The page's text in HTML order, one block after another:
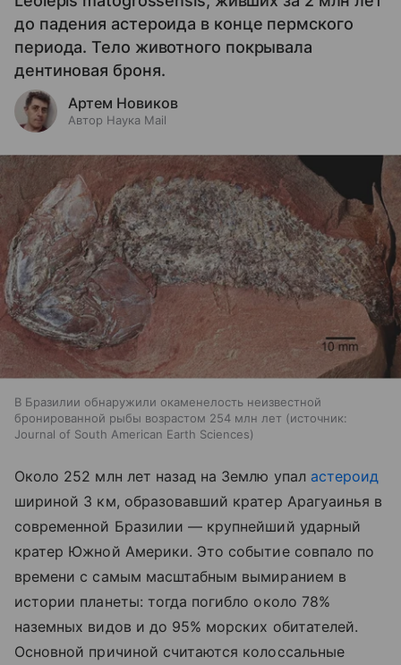
до падения астероида в конце пермского
периода. Тело животного покрывала
дентиновая броня.
Артем Новиков
Автор Наука Mail
В Бразилии обнаружили окаменелость неизвестной
бронированной рыбы возрастом 254 млн лет
источник:
Journal of South American Earth Sciences
Около 252 млн лет назад на Землю упал астероид
шириной 3 км, образовавший кратер Арагуаинья в
современной Бразилии — крупнейший ударный
кратер Южной Америки. Это событие совпало по
времени с самым масштабным вымиранием в
истории планеты: тогда погибло около 78%
наземных видов и до 95% морских обитателей.
Основной причиной считаются колоссальные